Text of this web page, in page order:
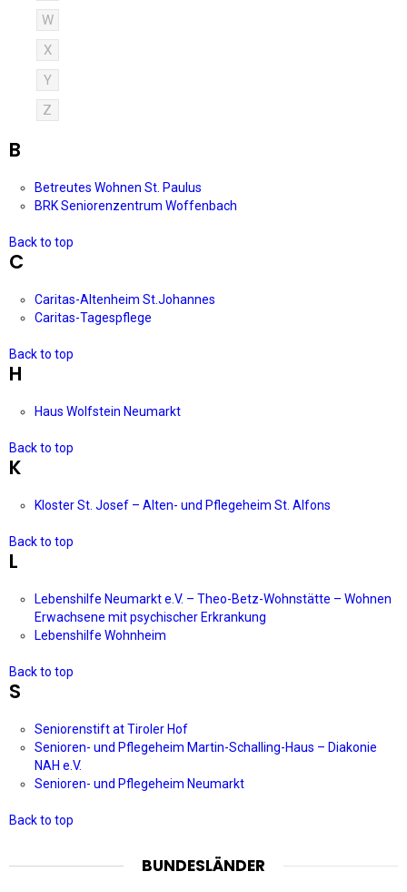
W
X
Y
Z
B
Betreutes Wohnen St. Paulus
BRK Seniorenzentrum Woffenbach
Back to top
C
Caritas-Altenheim St.Johannes
Caritas-Tagespflege
Back to top
H
Haus Wolfstein Neumarkt
Back to top
K
Kloster St. Josef – Alten- und Pflegeheim St. Alfons
Back to top
L
Lebenshilfe Neumarkt e.V. – Theo-Betz-Wohnstätte – Wohnen
Erwachsene mit psychischer Erkrankung
Lebenshilfe Wohnheim
Back to top
S
Seniorenstift at Tiroler Hof
Senioren- und Pflegeheim Martin-Schalling-Haus – Diakonie
NAH e.V.
Senioren- und Pflegeheim Neumarkt
Back to top
BUNDESLÄNDER